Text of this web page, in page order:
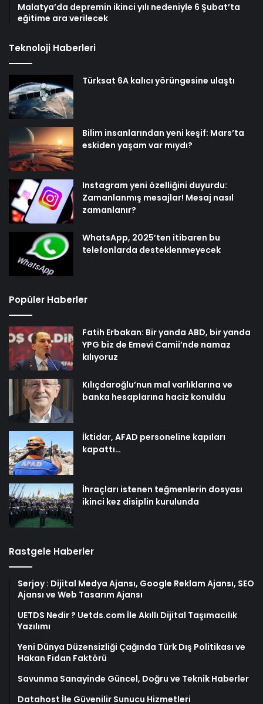
Malatya’da depremin ikinci yılı nedeniyle 6 Şubat’ta
eğitime ara verilecek
Teknoloji Haberleri
Türksat 6A kalıcı yörüngesine ulaştı
Bilim insanlarından yeni keşif: Mars’ta
eskiden yaşam var mıydı?
Instagram yeni özelliğini duyurdu:
Zamanlanmış mesajlar! Mesaj nasıl
zamanlanır?
WhatsApp, 2025’ten itibaren bu
telefonlarda desteklenmeyecek
Popüler Haberler
Fatih Erbakan: Bir yanda ABD, bir yanda
YPG biz de Emevi Camii’nde namaz
kılıyoruz
Kılıçdaroğlu’nun mal varlıklarına ve
banka hesaplarına haciz konuldu
İktidar, AFAD personeline kapıları
kapattı…
İhraçları istenen teğmenlerin dosyası
ikinci kez disiplin kurulunda
Rastgele Haberler
Serjoy : Dijital Medya Ajansı, Google Reklam Ajansı, SEO
Ajansı ve Web Tasarım Ajansı
UETDS Nedir ? Uetds.com İle Akıllı Dijital Taşımacılık
Yazılımı
Yeni Dünya Düzensizliği Çağında Türk Dış Politikası ve
Hakan Fidan Faktörü
Savunma Sanayinde Güncel, Doğru ve Teknik Haberler
Datahost İle Güvenilir Sunucu Hizmetleri